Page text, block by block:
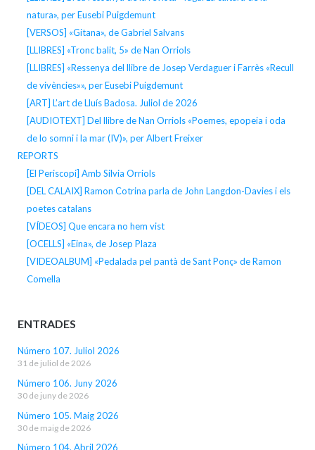
natura», per Eusebi Puigdemunt
[VERSOS] «Gitana», de Gabriel Salvans
[LLIBRES] «Tronc balit, 5» de Nan Orriols
[LLIBRES] «Ressenya del llibre de Josep Verdaguer i Farrès «Recull
de vivències»», per Eusebi Puigdemunt
[ART] L’art de Lluís Badosa. Juliol de 2026
[AUDIOTEXT] Del llibre de Nan Orriols «Poemes, epopeia i oda
de lo somni i la mar (IV)», per Albert Freixer
REPORTS
[El Periscopi] Amb Silvia Orriols
[DEL CALAIX] Ramon Cotrina parla de John Langdon-Davies i els
poetes catalans
[VÍDEOS] Que encara no hem vist
[OCELLS] «Eina», de Josep Plaza
[VIDEOALBUM] «Pedalada pel pantà de Sant Ponç» de Ramon
Comella
ENTRADES
Número 107. Juliol 2026
31 de juliol de 2026
Número 106. Juny 2026
30 de juny de 2026
Número 105. Maig 2026
30 de maig de 2026
Número 104. Abril 2026